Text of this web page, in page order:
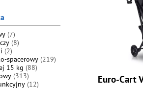
(7)
(8)
(2)
spacerowy (219)
15 kg (88)
(313)
(12) Euro-Cart